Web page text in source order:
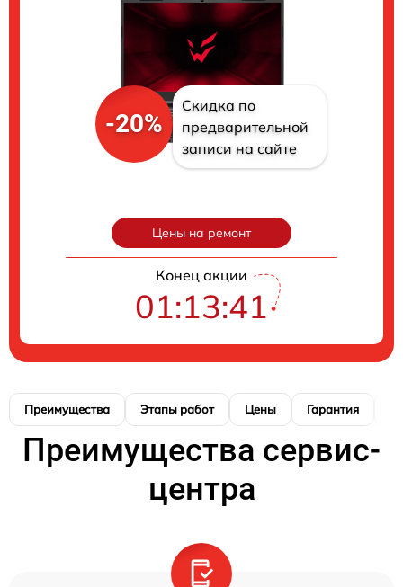
-20%
Скидка по
предварительной
записи на сайте
Цены на ремонт
Конец акции
01:13:40
Преимущества Этапы работ Цены Гарантия
Преимущества сервис-
центра